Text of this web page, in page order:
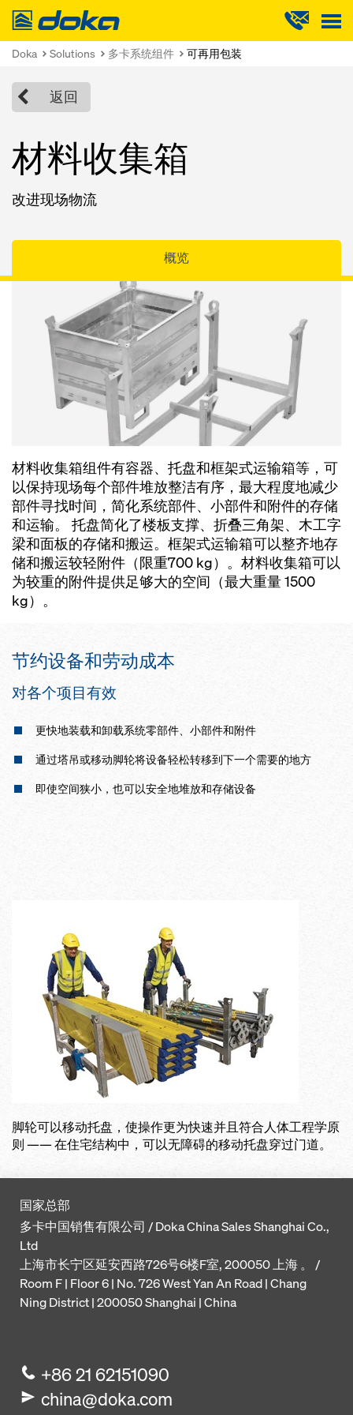
Doka
Doka Solutions 多卡系统组件 可再用包装
返回
材料收集箱
改进现场物流
概览
材料收集箱组件有容器、托盘和框架式运输箱等，可
以保持现场每个部件堆放整洁有序，最大程度地减少
部件寻找时间，简化系统部件、小部件和附件的存储
和运输。 托盘简化了楼板支撑、折叠三角架、木工字
梁和面板的存储和搬运。框架式运输箱可以整齐地存
储和搬运较轻附件（限重700 kg）。材料收集箱可以
为较重的附件提供足够大的空间（最大重量 1500
kg）。
节约设备和劳动成本
对各个项目有效
更快地装载和卸载系统零部件、小部件和附件
通过塔吊或移动脚轮将设备轻松转移到下一个需要的地方
即使空间狭小，也可以安全地堆放和存储设备
脚轮可以移动托盘，使操作更为快速并且符合人体工程学原
则 —— 在住宅结构中，可以无障碍的移动托盘穿过门道。
国家总部
多卡中国销售有限公司 / Doka China Sales Shanghai Co.,
Ltd
上海市长宁区延安西路726号6楼F室, 200050 上海 。 /
Room F | Floor 6 | No. 726 West Yan An Road | Chang
Ning District | 200050 Shanghai | China
+86 21 62151090
china@doka.com